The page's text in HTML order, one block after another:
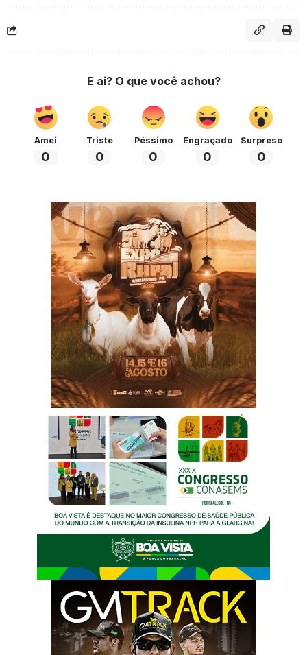
E ai? O que você achou?
Amei
0
Triste
0
Péssimo
0
Engraçado
0
Surpreso
0